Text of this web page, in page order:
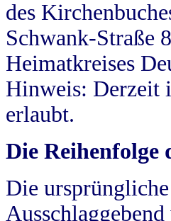
des
Schwank-Straße
Heimatkreises
Hinweis: Derzeit
erlaubt.
Die Reihenfolge
Die